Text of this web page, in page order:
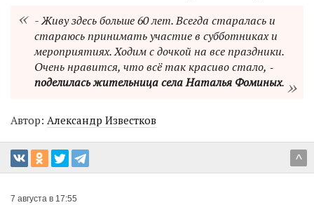
- Живу здесь больше 60 лет. Всегда старалась и
стараюсь принимать участие в субботниках и
мероприятиях. Ходим с дочкой на все праздники.
Очень нравится, что всё так красиво стало, ‑
поделилась жительница села Наталья Фоминых.
Автор: Александр Известков
^
7 августа в 17:55